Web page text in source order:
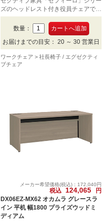
ズのヘッドレスト付き役員チェアで
す。布張り、カラーはブラウン。
数量：
お届けまでの目安： 20 ～ 30 営業日
ワークチェア
社長椅子 / エグゼクティ
ブチェア
メーカー希望価格(税込)：172,040円
税込 124,065
円
DX06EZ-MX62 オカムラ グレースラ
イン 平机 幅1800 プライズウッドミ
ディアム